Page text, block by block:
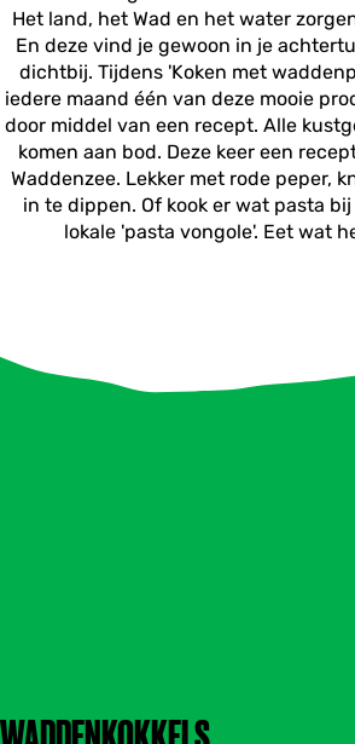
Het land, het Wad en het water
En deze vind je gewoon in je
dichtbij. Tijdens 'Koken met
iedere maand één van deze mooie
door middel van een recept. Alle
komen aan bod. Deze keer een
Waddenzee. Lekker met rode peper,
in te dippen. Of kook er wat pasta
lokale 'pasta vongole'. Eet wat